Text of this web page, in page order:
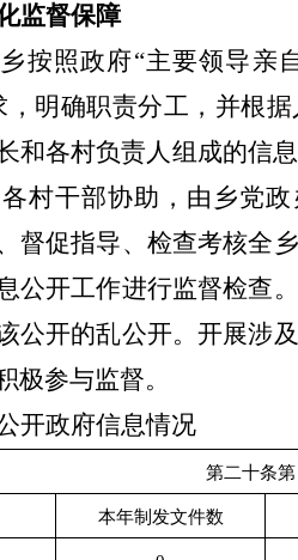
监督保障
按照政府“主要领导亲
，明确职责分工，并根
和各村负责人组成的信
村干部协助，由乡党
督促指导、检查考核全
公开工作进行监督检查。
公开的乱公开。开展涉
极参与监督。
开政府信息情况
第二十条
本年制发文件数